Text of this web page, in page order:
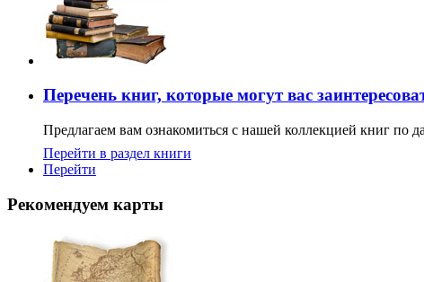
Перечень книг, которые могут вас
Предлагаем вам ознакомиться с нашей коллекцией книг по
Перейти в раздел книги
Перейти
Рекомендуем карты